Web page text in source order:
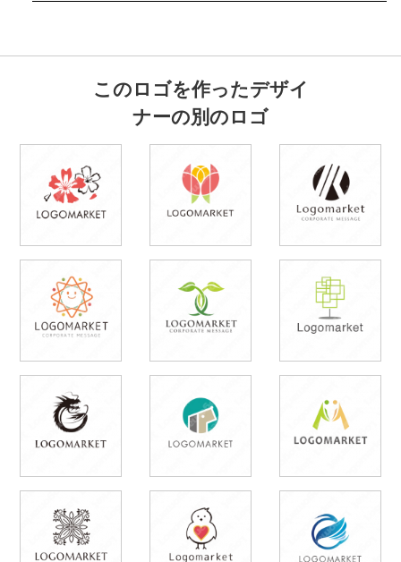
このロゴを作ったデザイ
ナーの別のロゴ